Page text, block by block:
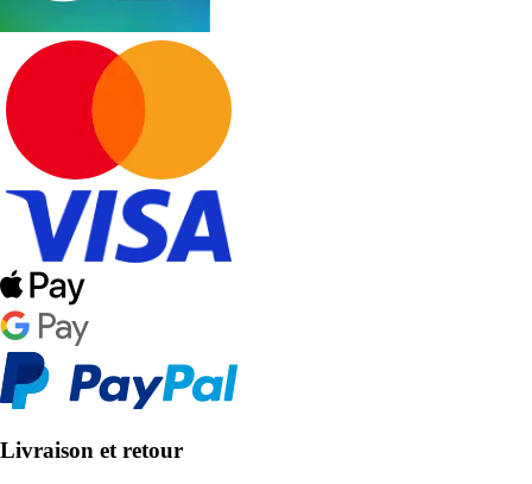
Livraison et retour